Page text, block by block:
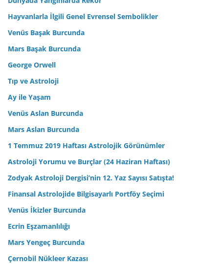
Hayvanlarla İlgili Genel Evrensel Sembolikler
Venüs Başak Burcunda
Mars Başak Burcunda
George Orwell
Tıp ve Astroloji
Ay ile Yaşam
Venüs Aslan Burcunda
Mars Aslan Burcunda
1 Temmuz 2019 Haftası Astrolojik Görünümler
Astroloji Yorumu ve Burçlar (24 Haziran Haftası)
Zodyak Astroloji Dergisi’nin 12. Yaz Sayısı Satışta!
Finansal Astrolojide Bilgisayarlı Portföy Seçimi
Venüs İkizler Burcunda
Ecrin Eşzamanlılığı
Mars Yengeç Burcunda
Çernobil Nükleer Kazası